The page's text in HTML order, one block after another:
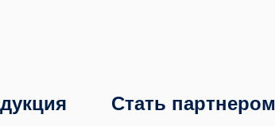
Стать партнером